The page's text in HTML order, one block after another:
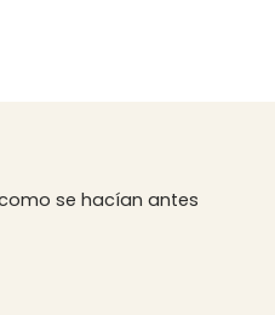
se hacían antes